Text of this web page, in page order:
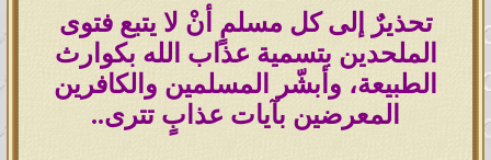
تحذيرٌ إلى كل مسلمٍ أنْ لا يتبع فتوى
الملحدين بتسمية عذاب الله بكوارث
الطبيعة، وأبشّر المسلمين والكافرين
المعرضين بآيات عذابٍ تترى..